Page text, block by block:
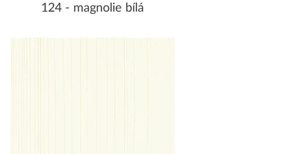
124 - magnolie bílá